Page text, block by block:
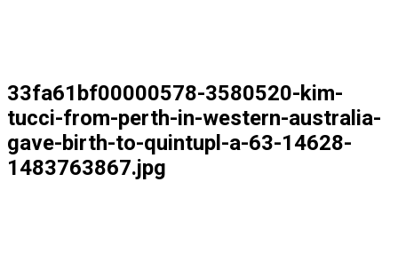
33fa61bf00000578-3580520-kim-
tucci-from-perth-in-western-australia-
gave-birth-to-quintupl-a-63-14628-
1483763867.jpg